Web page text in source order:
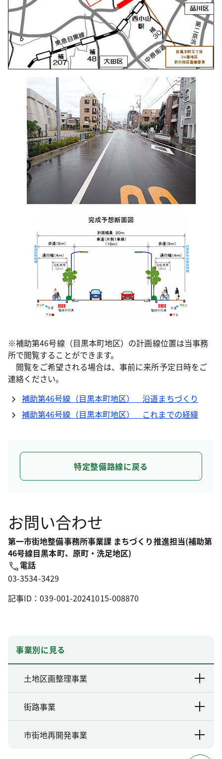
※補助第46号線（目黒本町地区）の計画線位置は当事務
所で閲覧することができます。
閲覧をご希望される場合は、事前に来所予定日時をご
連絡ください。
補助第46号線（目黒本町地区） 沿道まちづくり
補助第46号線（目黒本町地区） これまでの経緯
特定整備路線に戻る
お問い合わせ
第一市街地整備事務所事業課 まちづくり推進担当(補助第
46号線目黒本町、原町・洗足地区)
電話
03-3534-3429
記事ID：039-001-20241015-008870
事業別に見る
土地区画整理事業
街路事業
市街地再開発事業